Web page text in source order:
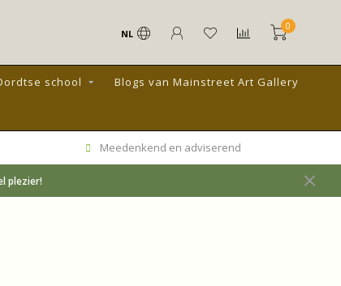
NL
0
school Blogs van Mainstreet Art Gallery
Meedenkend en adviserend
plezier!